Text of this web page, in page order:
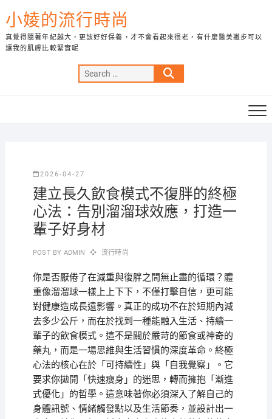
to
content
小婈的流行時尚
真覺得隨著年紀越大，更該好好保養，才不會看起來很老，有什麼醫美撇步可以
讓我的肌膚比較緊實呢
Search
…
2026-04-27
建立長久飲食模式不復胖的終極
心法：告別溜溜球效應，打造一
輩子好身材
POST BY ADMIN 流行時尚
你是否厭倦了在減重與復胖之間無止盡的循環？體
重像溜溜球一樣上上下下，不僅打擊自信，更可能
對健康造成長遠影響。真正的成功不在於短期內減
去多少公斤，而在於找到一種能融入生活、持續一
輩子的飲食模式。這不是關於嚴苛的節食或神奇的
藥丸，而是一場思維與生活習慣的深度革命。終極
心法的核心在於「可持續性」與「自我覺察」。它
要求你拋開「快速瘦身」的迷思，轉而擁抱「漸進
式優化」的哲學。這意味著你必須深入了解自己的
身體訊號、情緒觸發點以及生活節奏，並設計出一